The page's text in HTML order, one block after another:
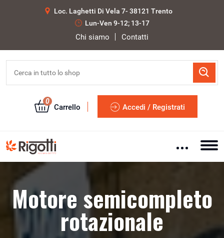
Loc. Laghetti Di Vela 7- 38121 Trento
Lun-Ven 9-12; 13-17
Chi siamo Contatti
0
Carrello Accedi / Registrati
Motore semicompleto
rotazionale